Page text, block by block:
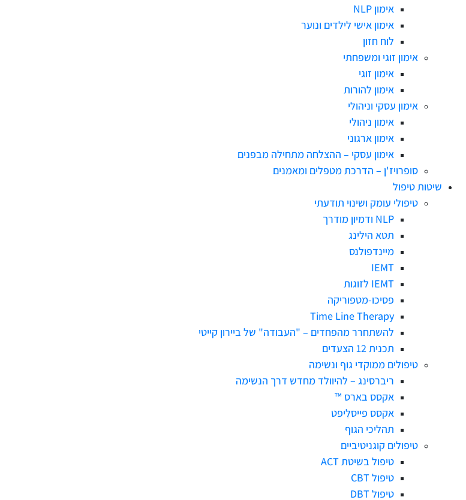
אימון NLP
אימון אישי לילדים ונוער
לוח חזון
אימון זוגי ומשפחתי
אימון זוגי
אימון להורות
אימון עסקי וניהולי
אימון ניהולי
אימון ארגוני
אימון עסקי – ההצלחה מתחילה מבפנים
סופרויז'ן – הדרכת מטפלים ומאמנים
שיטות טיפול
טיפולי עומק ושינוי תודעתי
NLP ודמיון מודרך
תטא הילינג
מיינדפולנס
IEMT
IEMT לזוגות
פסיכו-מטפוריקה
Time Line Therapy
להשתחרר מהפחדים – "העבודה" של ביירון קייטי
תכנית 12 הצעדים
טיפולים ממוקדי גוף ונשימה
ריברסינג – להיוולד מחדש דרך הנשימה
אקסס בארס ™
אקסס פייסלִיפט
תהליכי הגוף
טיפולים קוגניטיביים
טיפול בשיטת ACT
טיפול CBT
טיפול DBT